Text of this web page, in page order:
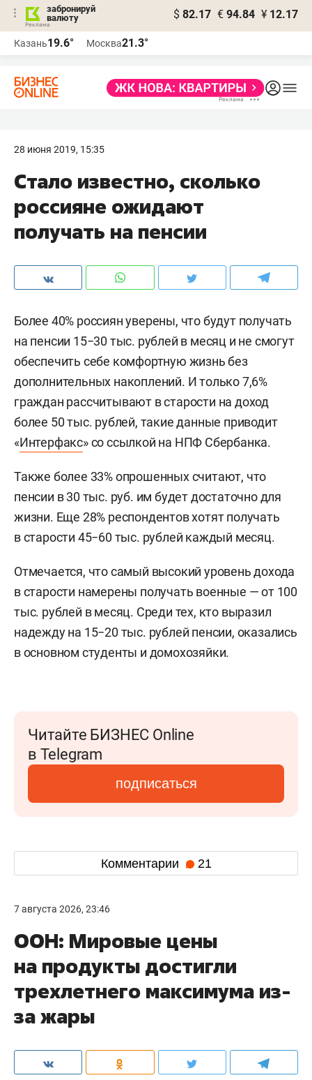
забронируй
валюту
$ 82.17 € 94.84 ¥ 12.17
Казань19.6° Москва21.3°
28 июня 2019, 15:35
Стало известно, сколько
россияне ожидают
получать на пенсии
Более 40% россиян уверены, что будут получать
на пенсии 15−30 тыс. рублей в месяц и не смогут
обеспечить себе комфортную жизнь без
дополнительных накоплений. И только 7,6%
граждан рассчитывают в старости на доход
более 50 тыс. рублей, такие данные приводит
«Интерфакс» со ссылкой на НПФ Сбербанка.
Также более 33% опрошенных считают, что
пенсии в 30 тыс. руб. им будет достаточно для
жизни. Еще 28% респондентов хотят получать
в старости 45−60 тыс. рублей каждый месяц.
Отмечается, что самый высокий уровень дохода
в старости намерены получать военные — от 100
тыс. рублей в месяц. Среди тех, кто выразил
надежду на 15−20 тыс. рублей пенсии, оказались
в основном студенты и домохозяйки.
Читайте БИЗНЕС Online
в Telegram
подписаться
Комментарии 21
7 августа 2026, 23:46
ООН: Мировые цены
на продукты достигли
трехлетнего максимума из-
за жары